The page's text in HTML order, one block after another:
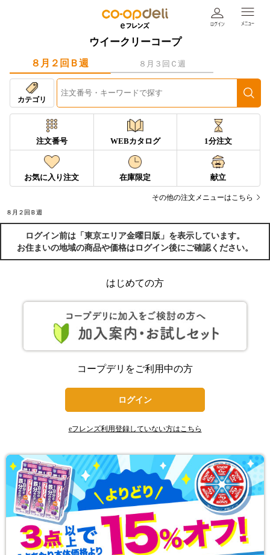
ウイークリーコープ
８月２回Ｂ週 ８月３回Ｃ週
カテゴリ
注文番号 WEBカタログ 1分注文
お気に入り注文 在庫限定 献立
その他の注文メニューはこちら
８月２回Ｂ週
ログイン前は「東京エリア金曜日版」を表示しています。
お住まいの地域の商品や価格はログイン後にご確認ください。
はじめての方
コープデリをご利用中の方
ログイン
eフレンズ利用登録していない方はこちら